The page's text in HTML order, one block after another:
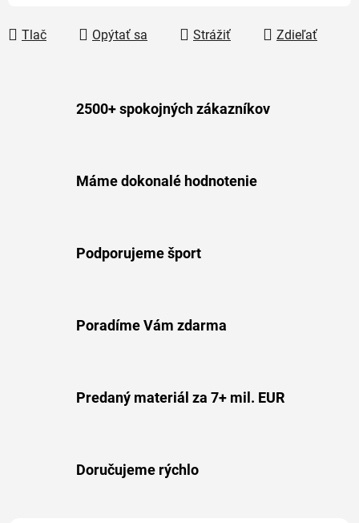
Tlač Opýtať sa Strážiť Zdieľať
2500+ spokojných zákazníkov
Máme dokonalé hodnotenie
Podporujeme šport
Poradíme Vám zdarma
Predaný materiál za 7+ mil. EUR
Doručujeme rýchlo